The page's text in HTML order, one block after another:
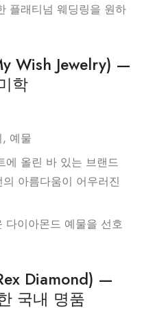
플래티넘 웨딩링을 원하
Wish Jewelry) —
학
예물
에 올린 바 있는 브랜드
아름다움이 어우러진
다이아몬드 예물을 선호
Diamond) —
국내 명품